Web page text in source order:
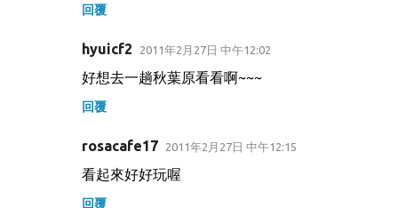
回覆
hyuicf2 2011年2月27日 中午12:02
好想去一趟秋葉原看看啊~~~
回覆
rosacafe17 2011年2月27日 中午12:15
看起來好好玩喔
回覆